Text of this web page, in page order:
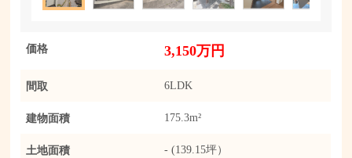
価格 3,150万円
間取 6LDK
建物面積 175.3m²
土地面積 - (139.15坪）